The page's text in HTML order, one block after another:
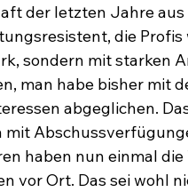
der letzten Jahre
die
sondern mit starken
man habe bisher mit
abgeglichen.
mit
haben nun einmal
vor Ort. Das sei wohl